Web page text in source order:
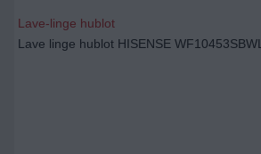
Lave-linge hublot
Lave linge hublot HISENSE WF10453SBWL